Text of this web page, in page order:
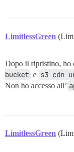
LimitlessGreen
Dopo il ripristino, ho
bucket e s3 cdn
Non ho accesso all’
LimitlessGreen